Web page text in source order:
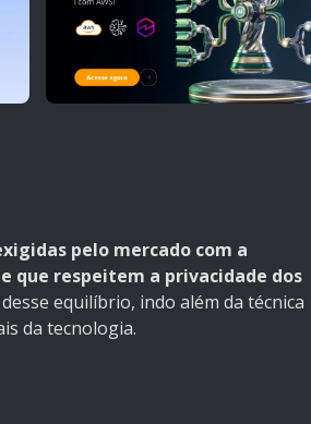
pelo mercado com a
que respeitem a privacidade dos
equilíbrio, indo além da técnica
da tecnologia.